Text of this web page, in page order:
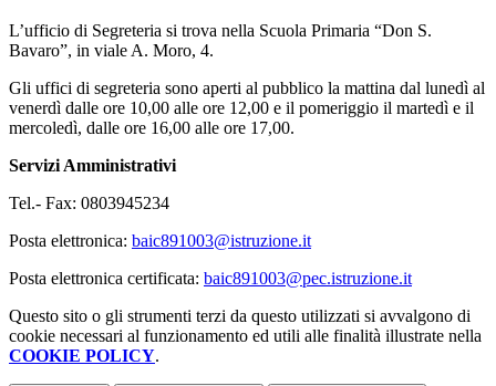
L’ufficio di Segreteria si trova nella Scuola Primaria “Don S.
Bavaro”, in viale A. Moro, 4.
Gli uffici di segreteria sono aperti al pubblico la mattina dal lunedì al
venerdì dalle ore 10,00 alle ore 12,00 e il pomeriggio il martedì e il
mercoledì, dalle ore 16,00 alle ore 17,00.
Servizi Amministrativi
Tel.- Fax: 0803945234
Posta elettronica: baic891003@istruzione.it
Posta elettronica certificata: baic891003@pec.istruzione.it
Questo sito o gli strumenti terzi da questo utilizzati si avvalgono di
cookie necessari al funzionamento ed utili alle finalità illustrate nella
COOKIE POLICY.